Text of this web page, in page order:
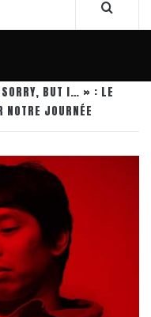
BUT I… » : LE
JOURNÉE